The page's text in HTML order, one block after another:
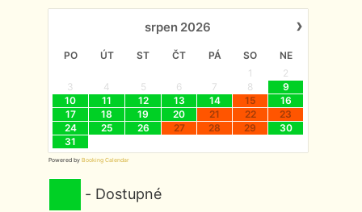
›
srpen 2026
PO ÚT ST ČT PÁ SO
NE
1
2
3
4 5 6 7 8
9
10
11 12 13 14 15
16
17
18 19 20 21 22
23
24
25 26 27 28 29
30
31
Powered by Booking Calendar
- Dostupné